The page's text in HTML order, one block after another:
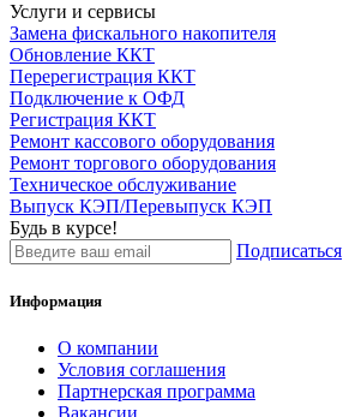
Услуги и сервисы
Замена фискального накопителя
Обновление ККТ
Перерегистрация ККТ
Подключение к ОФД
Регистрация ККТ
Ремонт кассового оборудования
Ремонт торгового оборудования
Техническое обслуживание
Выпуск КЭП/Перевыпуск КЭП
Будь в курсе!
Подписаться
Информация
О компании
Условия соглашения
Партнерская программа
Вакансии